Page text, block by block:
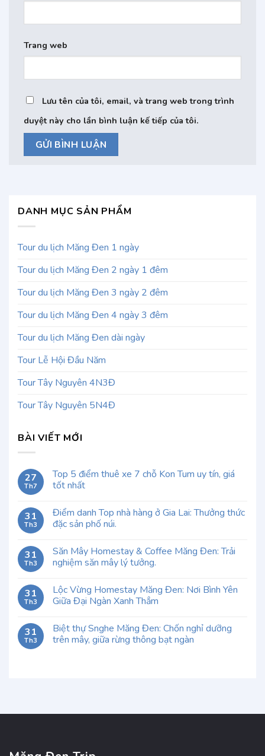
Trang web
Lưu tên của tôi, email, và trang web trong trình
duyệt này cho lần bình luận kế tiếp của tôi.
DANH MỤC SẢN PHẨM
Tour du lịch Măng Đen 1 ngày
Tour du lịch Măng Đen 2 ngày 1 đêm
Tour du lịch Măng Đen 3 ngày 2 đêm
Tour du lịch Măng Đen 4 ngày 3 đêm
Tour du lịch Măng Đen dài ngày
Tour Lễ Hội Đầu Năm
Tour Tây Nguyên 4N3Đ
Tour Tây Nguyên 5N4Đ
BÀI VIẾT MỚI
27
Th7
Top 5 điểm thuê xe 7 chỗ Kon Tum uy tín, giá
tốt nhất
31
Th3
Điểm danh Top nhà hàng ở Gia Lai: Thưởng thức
đặc sản phố núi.
31
Th3
Săn Mây Homestay & Coffee Măng Đen: Trải
nghiệm săn mây lý tưởng.
31
Th3
Lộc Vừng Homestay Măng Đen: Nơi Bình Yên
Giữa Đại Ngàn Xanh Thẳm
31
Th3
Biệt thự Snghe Măng Đen: Chốn nghỉ dưỡng
trên mây, giữa rừng thông bạt ngàn